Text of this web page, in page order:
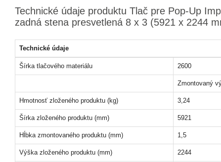
Technické údaje produktu Tlač pre Pop-Up
zadná stena presvetlená 8 x 3 (5921 x 2244
Technické údaje
Šírka tlačového materiálu 2600
Zmontovaný
Hmotnosť zloženého produktu (kg) 3,24
Šírka zloženého produktu (mm) 5921
Hĺbka zmontovaného produktu (mm) 1,5
Výška zloženého produktu (mm) 2244